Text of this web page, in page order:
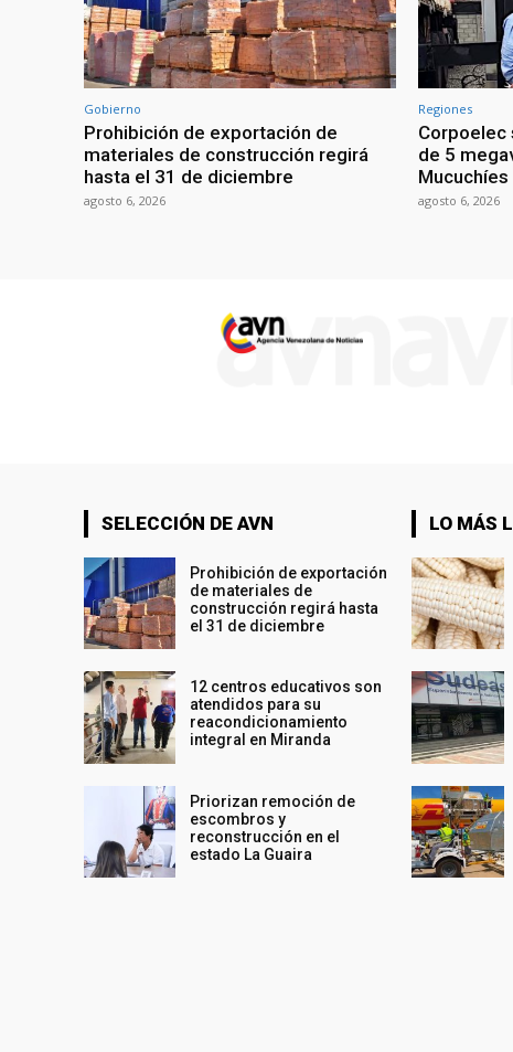
Gobierno
Prohibición de exportación de
materiales de construcción regirá
hasta el 31 de diciembre
agosto 6, 2026
Regiones
de 5
agosto 6, 2026
SELECCIÓN DE AVN
Prohibición de exportación
de materiales de
construcción regirá hasta
el 31 de diciembre
12 centros educativos son
atendidos para su
reacondicionamiento
integral en Miranda
Priorizan remoción de
escombros y
reconstrucción en el
estado La Guaira
LO MÁS